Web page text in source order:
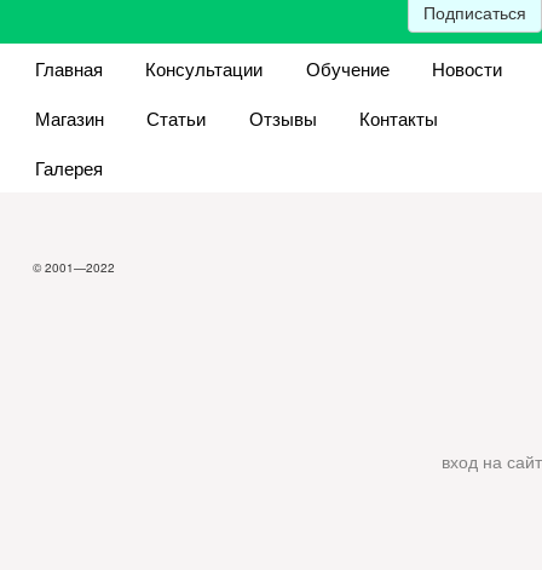
Подписаться
Главная Консультации Обучение
Новости
Магазин
Статьи Отзывы
Контакты
Галерея
© 2001—2022
вход на сайт